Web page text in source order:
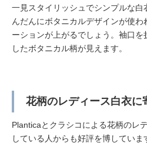
一見スタイリッシュでシンプルな
んだんにボタニカルデザインが使
ーションが上がるでしょう。袖口
したボタニカル柄が見えます。
花柄のレディース白衣に
Planticaとクラシコによる花柄のレ
している人からも好評を博していま